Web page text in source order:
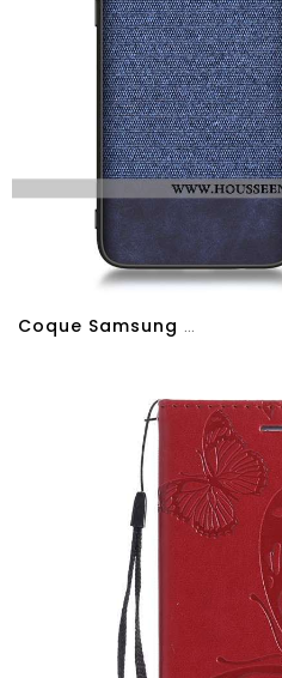
Coque Samsung Galaxy A70s Modèle Fleurie Fluide Doux Incassable Bleu Tout Compris Difficile Tendance